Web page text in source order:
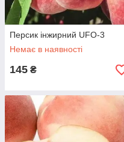
Персик інжирний UFO-3
Немає в наявності
145 ₴